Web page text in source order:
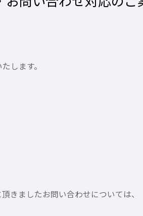
します。
きましたお問い合わせについては、